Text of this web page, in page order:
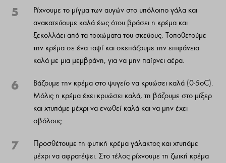
5
Ρίχνουμε το μίγμα των αυγών στο υπόλοιπο γάλα και
ανακατεύουμε καλά έως ότου βράσει η κρέμα και
ξεκολλάει από τα τοιχώματα του σκεύους. Τοποθετούμε
την κρέμα σε ένα ταψί και σκεπάζουμε την επιφάνεια
καλά με μια μεμβράνη, για να μην παίρνει αέρα.
6
Βάζουμε την κρέμα στο ψυγείο να κρυώσει καλά (0-5οC).
Μόλις η κρέμα έχει κρυώσει καλά, τη βάζουμε στο μίξερ
και χτυπάμε μέχρι να ενωθεί καλά και να μην έχει
σβόλους.
7
Προσθέτουμε τη φυτική κρέμα γάλακτος και χτυπάμε
μέχρι να αφρατέψει. Στο τέλος ρίχνουμε τη ζωική κρέμα